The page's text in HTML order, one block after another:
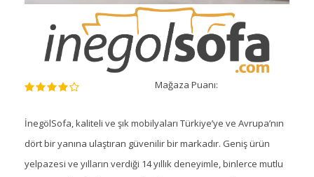
Mağaza Puanı:
İnegölSofa, kaliteli ve şık mobilyaları Türkiye’ye ve Avrupa’nın
dört bir yanına ulaştıran güvenilir bir markadır. Geniş ürün
yelpazesi ve yılların verdiği 14 yıllık deneyimle, binlerce mutlu